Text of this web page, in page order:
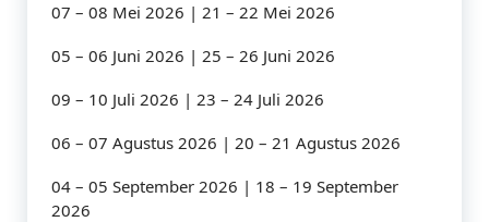
07 – 08 Mei 2026 | 21 – 22 Mei 2026
05 – 06 Juni 2026 | 25 – 26 Juni 2026
09 – 10 Juli 2026 | 23 – 24 Juli 2026
06 – 07 Agustus 2026 | 20 – 21 Agustus 2026
04 – 05 September 2026 | 18 – 19 September
2026